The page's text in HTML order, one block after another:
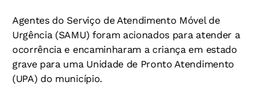
Agentes do Serviço de Atendimento Móvel de
Urgência (SAMU) foram acionados para atender a
ocorrência e encaminharam a criança em estado
grave para uma Unidade de Pronto Atendimento
(UPA) do município.